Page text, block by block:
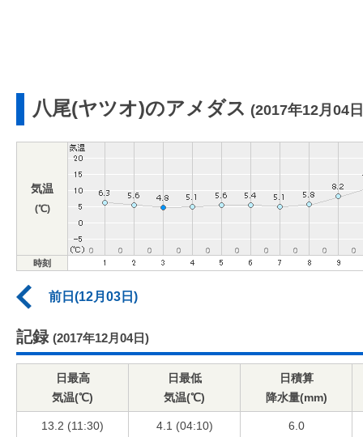
八尾(ヤツオ)のアメダス (2017年12月04
気温
(℃)
時刻
前日(12月03日)
記録 (2017年12月04日)
日最高
気温(℃)
日最低
気温(℃)
日積算
降水量(mm)
13.2 (11:30) 4.1 (04:10) 6.0